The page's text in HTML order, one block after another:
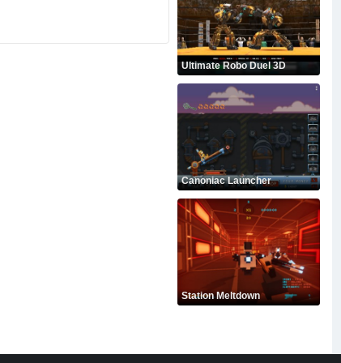
Ultimate Robo Duel 3D
Canoniac Launcher
Station Meltdown